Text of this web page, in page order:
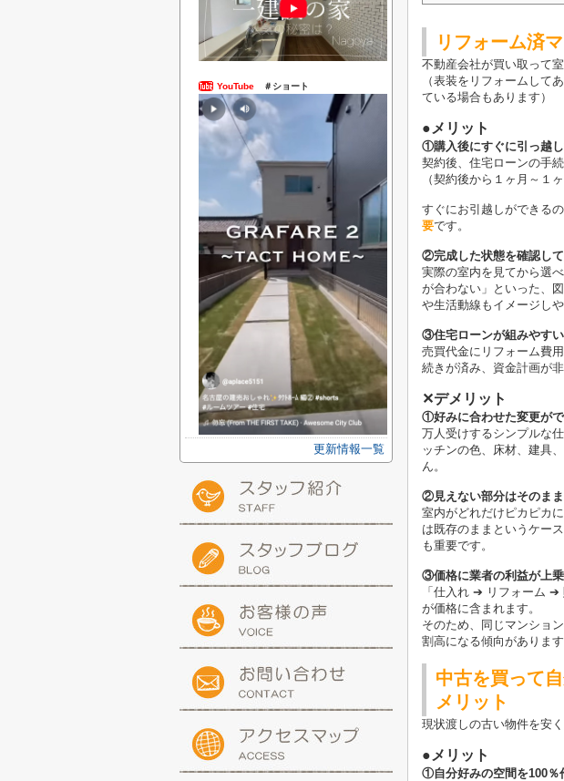
リフォーム済
不動産会社が買い取って
（表装をリフォームして
ている場合もあります）
●メリット
①購入後にすぐに引っ越し
契約後、住宅ローンの手
（契約後から１ヶ月～１
すぐにお引越しができる
要です。
②完成した状態を確認し
実際の室内を見てから選
が合わない」といった、
や生活動線もイメージしや
③住宅ローンが組みやすい
売買代金にリフォーム費
続きが済み、資金計画が
✕デメリット
①好みに合わせた変更が
万人受けするシンプルな
ッチンの色、床材、建具
ん。
②見えない部分はそのま
室内がどれだけピカピカ
は既存のままというケー
も重要です。
③価格に業者の利益が上
「仕入れ ➔ リフォーム ➔
が価格に含まれます。
そのため、同じマンショ
割高になる傾向があります
中古を買って
メリット
現状渡しの古い物件を安
●メリット
①自分好みの空間を100％
YouTube ＃ショート
更新情報一覧